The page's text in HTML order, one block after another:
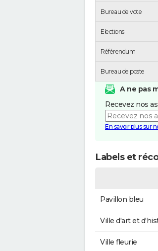
Bureau de vote
Elections
Référendum
Bureau de poste
A ne pas
Recevez nos
En savoir plus sur
Labels et
Pavillon bleu
Ville d'art et
Ville fleurie